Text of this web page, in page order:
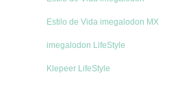
Estilo de Vida imegalodon MX
imegalodon LifeStyle
Klepeer LifeStyle